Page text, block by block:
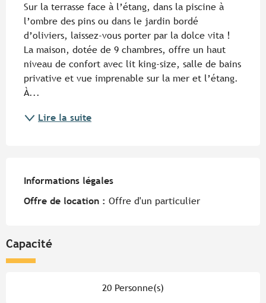
Sur la terrasse face à l’étang, dans la piscine à
l’ombre des pins ou dans le jardin bordé
d’oliviers, laissez-vous porter par la dolce vita !
La maison, dotée de 9 chambres, offre un haut
niveau de confort avec lit king-size, salle de bains
privative et vue imprenable sur la mer et l’étang.
À...
Lire la suite
Informations légales
Informations légales
Offre de location : Offre d'un particulier
Capacité
20 Personne(s)